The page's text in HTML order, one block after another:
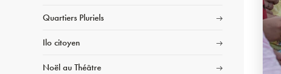
Quartiers Pluriels
Ilo citoyen
Noël au Théâtre